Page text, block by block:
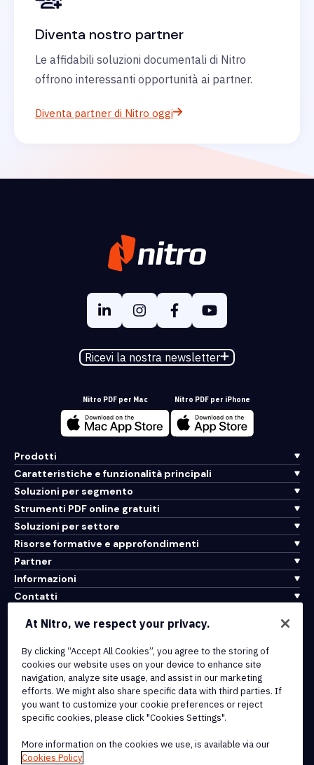
Diventa nostro partner
Le affidabili soluzioni documentali di Nitro
offrono interessanti opportunità ai partner.
Diventa partner di Nitro oggi
Ricevi la nostra newsletter
Nitro PDF per Mac Nitro PDF per iPhone
Prodotti
Caratteristiche e funzionalità principali
Soluzioni per segmento
Strumenti PDF online gratuiti
Soluzioni per settore
Risorse formative e approfondimenti
Partner
Informazioni
Contatti
Integrazioni e connettività API
Termini di servizio
Politica sui cookie
Politica sul copyright
Tutti i termini e le politiche
© 2026 Nitro Software, Inc. Tutti i diritti riservati.
At Nitro, we respect your privacy.
By clicking “Accept All Cookies”, you agree to the storing of
cookies our website uses on your device to enhance site
navigation, analyze site usage, and assist in our marketing
efforts. We might also share specific data with third parties. If
you want to customize your cookie preferences or reject
specific cookies, please click "Cookies Settings".
More information on the cookies we use, is available via our
Cookies Policy